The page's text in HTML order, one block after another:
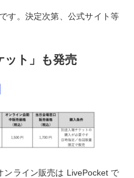
す。決定次第、公式サイト等
ット」も発売
ライン販売は LivePocket で